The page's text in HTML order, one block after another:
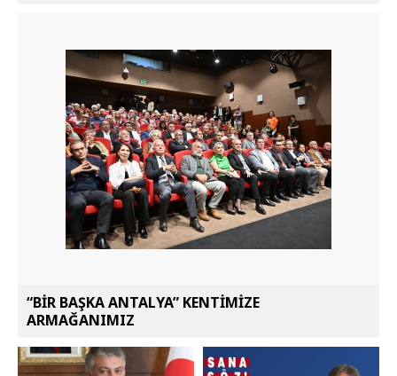
“BİR BAŞKA ANTALYA” KENTİMİZE
ARMAĞANIMIZ